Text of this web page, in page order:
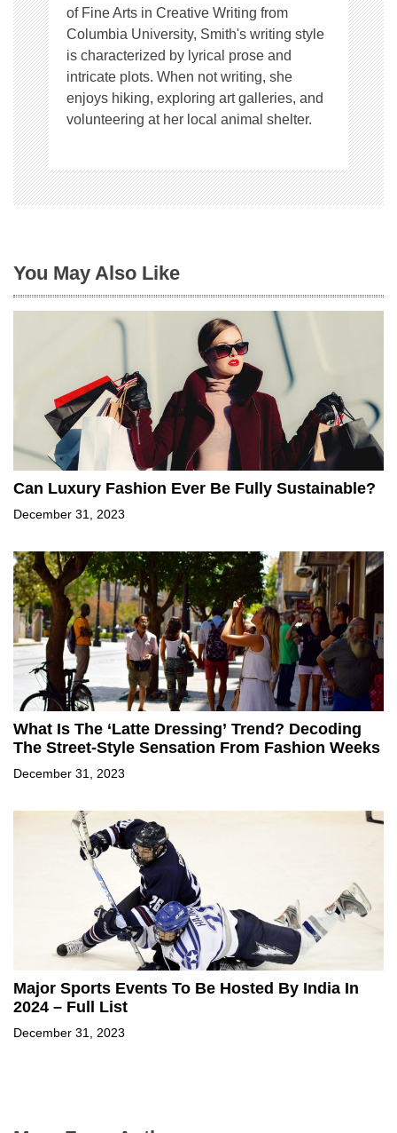
of Fine Arts in Creative Writing from
Columbia University, Smith's writing style
is characterized by lyrical prose and
intricate plots. When not writing, she
enjoys hiking, exploring art galleries, and
volunteering at her local animal shelter.
You May Also Like
Can Luxury Fashion Ever Be Fully Sustainable?
December 31, 2023
What Is The ‘Latte Dressing’ Trend? Decoding
The Street-Style Sensation From Fashion Weeks
December 31, 2023
Major Sports Events To Be Hosted By India In
2024 – Full List
December 31, 2023